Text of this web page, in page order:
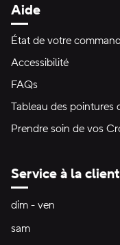
Aide
État de votre
Accessibilité
FAQs
Tableau des pointures
Prendre soin de vos
Service à la
Heures d'ouverture:
dim - ven dimanche à
sam